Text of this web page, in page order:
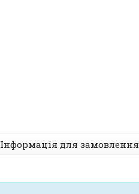
Інформація для замовлення